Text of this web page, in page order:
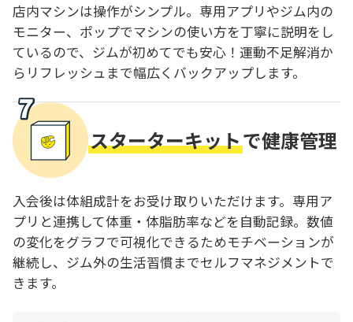
店内マシンは操作がシンプル。専用アプリやジム内の
モニター、ポップでマシンの使い方を丁寧に説明をし
ているので、ジムが初めてでも安心！運動不足解消か
らリフレッシュまで幅広くバックアップします。
スターターキットで健康管理
入会後は体組成計をお受け取りいただけます。専用ア
プリと連携して体重・体脂肪率などを自動記録。数値
の変化をグラフで可視化できるためモチベーションが
継続し、ジム外の生活習慣までセルフマネジメントで
きます。